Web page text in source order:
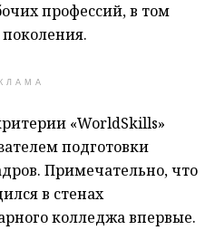
профессий, в том
поколения.
«WorldSkills»
подготовки
Примечательно, что
в стенах
колледжа впервые.